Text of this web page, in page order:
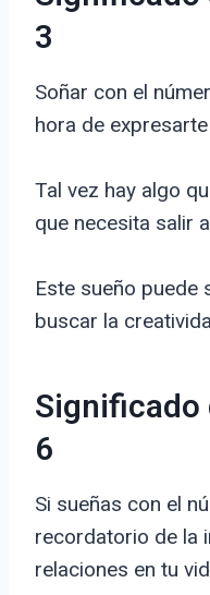
3
Soñar con el
hora de
Tal vez hay algo
que necesita salir
Este sueño puede
buscar la
Significado
6
Si sueñas con el
recordatorio de la
relaciones en tu